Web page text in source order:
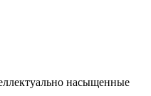
насыщенные